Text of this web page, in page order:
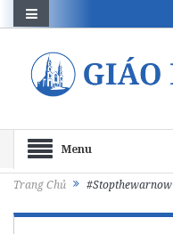
Menu
Trang Chủ #Stopthewarnow